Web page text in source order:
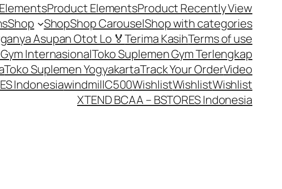
Product ElementsProduct Recently View
Shop ShopShop CarouselShop with categories
Asupan Otot Lo 🏅Terima KasihTerms of use
InternasionalToko Suplemen Gym Terlengkap
Toko Suplemen YogyakartaTrack Your OrderVideo
IndonesiawindmillC500WishlistWishlistWishlist
XTEND BCAA – BSTORES Indonesia